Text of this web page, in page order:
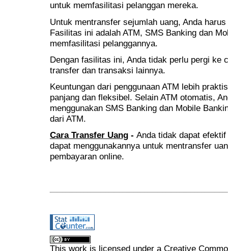
untuk memfasilitasi pelanggan mereka.
Untuk mentransfer sejumlah uang, Anda
Fasilitas ini adalah ATM, SMS Banking dan
memfasilitasi pelanggannya.
Dengan fasilitas ini, Anda tidak perlu pergi ke
transfer dan transaksi lainnya.
Keuntungan dari penggunaan ATM lebih
panjang dan fleksibel. Selain ATM otomatis,
menggunakan SMS Banking dan Mobile
dari ATM.
Cara Transfer Uang - Anda tidak dapat
dapat menggunakannya untuk mentransfer
pembayaran online.
This work is licensed under a Creative